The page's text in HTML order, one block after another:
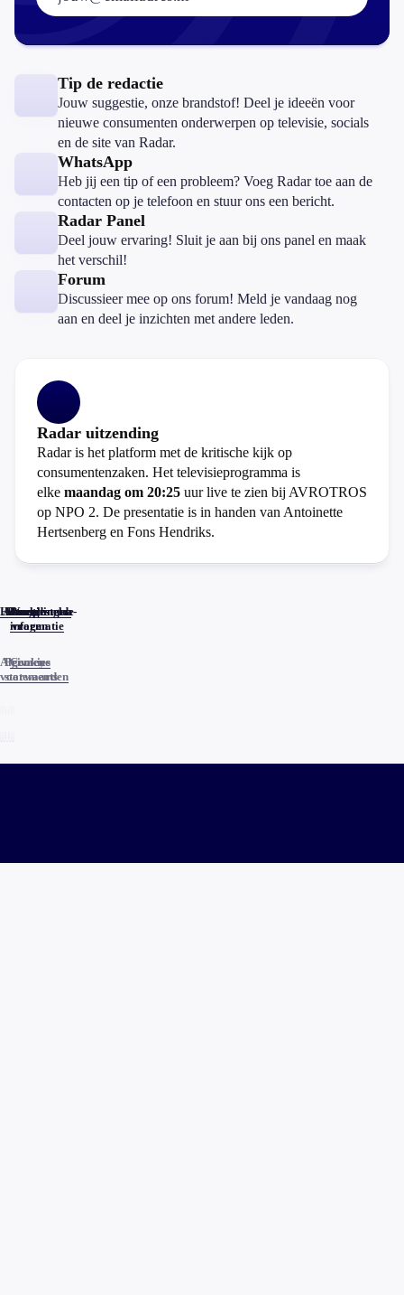
Tip de redactie
Jouw suggestie, onze brandstof! Deel je ideeën voor
nieuwe consumenten onderwerpen op televisie, socials
en de site van Radar.
WhatsApp
Heb jij een tip of een probleem? Voeg Radar toe aan de
contacten op je telefoon en stuur ons een bericht.
Radar Panel
Deel jouw ervaring! Sluit je aan bij ons panel en maak
het verschil!
Forum
Discussieer mee op ons forum! Meld je vandaag nog
aan en deel je inzichten met andere leden.
Radar uitzending
Radar is het platform met de kritische kijk op
consumentenzaken. Het televisieprogramma is
elke maandag om 20:25 uur live te zien bij AVROTROS
op NPO 2. De presentatie is in handen van Antoinette
Hertsenberg en Fons Hendriks.
Home
Actueel
Uitzendingen
Reacties
Programma-
informatie
Veelgestelde
vragen
Algemene
voorwaarden
Privacy
statements
Cookies